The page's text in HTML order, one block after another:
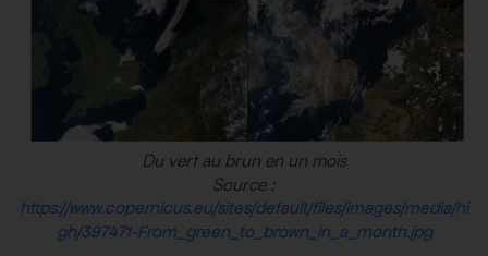
Du vert au brun en un mois
Source :
https://www.copernicus.eu/sites/default/files/images/media/hi
gh/397471-From_green_to_brown_in_a_month.jpg